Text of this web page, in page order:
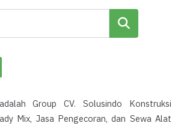
Cari
Group CV. Solusindo Konstruksi
Mix, Jasa Pengecoran, dan Sewa Alat